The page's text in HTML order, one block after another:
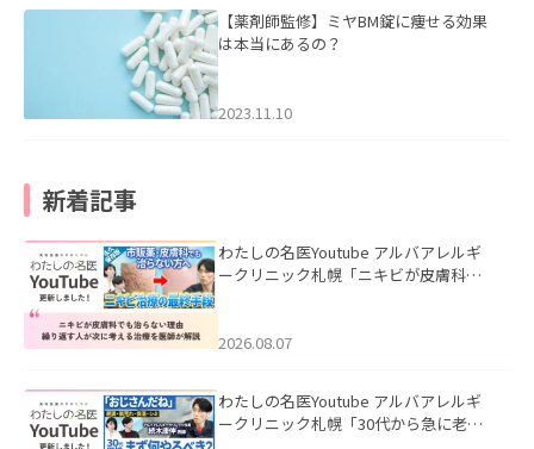
【薬剤師監修】ミヤBM錠に痩せる効果
は本当にあるの？
2023.11.10
新着記事
わたしの名医Youtube アルバアレルギ
ークリニック札幌「ニキビが皮膚科で
ました。
2026.08.07
わたしの名医Youtube アルバアレルギ
ークリニック札幌「30代から急に老け